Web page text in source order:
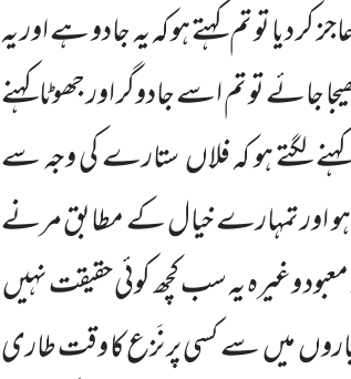
دیا تو تم کہتے ہو کہ یہ جادو ہے اور یہ
جائے تو تم اسے جادوگر اور جھوٹا کہنے
لگتے ہو کہ فلاںستارے کی وجہ سے
اور تمہارے خیال کے مطابق مرنے
معبود وغیرہ یہ سب کچھ کوئی حقیقت نہیں
میںسے کسی پر نَزع کا وقت طاری